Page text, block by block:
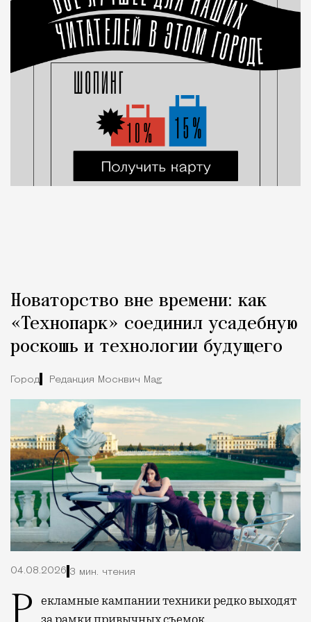
Новаторство вне времени: как
«Технопарк» соединил усадебную
роскошь и технологии будущего
Город Редакция Москвич Mag
04.08.2026 3 мин. чтения